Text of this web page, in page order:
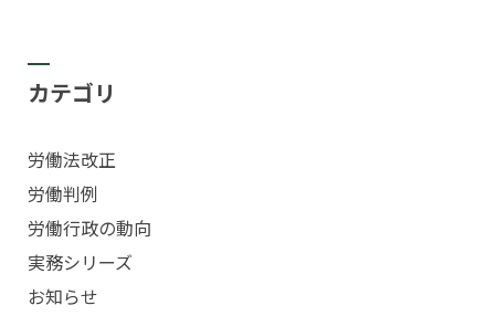
カテゴリ
労働法改正
労働判例
労働行政の動向
実務シリーズ
お知らせ